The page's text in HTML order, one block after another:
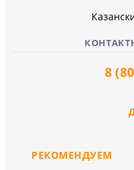
8
РЕКОМЕНДУЕМ